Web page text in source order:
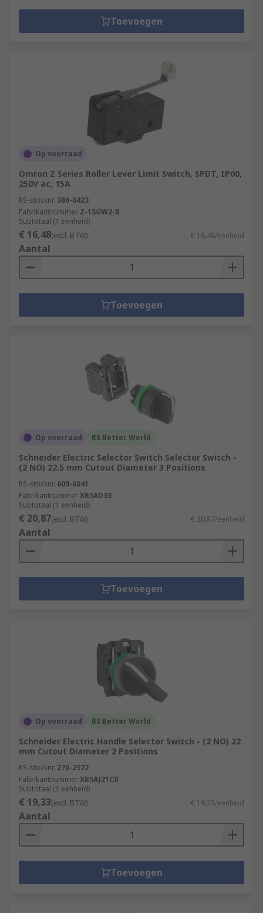
Toevoegen
Op voorraad
Omron Z Series Roller Lever Limit Switch, SPDT, IP00,
250V ac, 15A
RS-stocknr. 386-0423
Fabrikantnummer Z-15GW2-B
Subtotaal (1 eenheid)
€ 16,48(excl. BTW) € 16,48/eenheid
Aantal
Toevoegen
Op voorraad RS Better World
Schneider Electric Selector Switch Selector Switch -
(2 NO) 22.5 mm Cutout Diameter 3 Positions
RS-stocknr. 609-6041
FabrikantnummerXB5AD33
Subtotaal (1 eenheid)
€ 20,87(excl. BTW) € 20,87/eenheid
Aantal
Toevoegen
Op voorraad RS Better World
Schneider Electric Handle Selector Switch - (2 NO) 22
mm Cutout Diameter 2 Positions
RS-stocknr. 276-2572
FabrikantnummerXB5AJ21C0
Subtotaal (1 eenheid)
€ 19,33(excl. BTW) € 19,33/eenheid
Aantal
Toevoegen